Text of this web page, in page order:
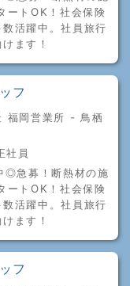
ートOK！社会保険
活躍中。社員旅行
ます！
フ
福岡営業所 - 鳥栖
員
◎急募！断熱材の施
ートOK！社会保険
活躍中。社員旅行
ます！
フ